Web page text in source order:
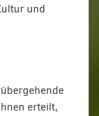
und
erteilt,